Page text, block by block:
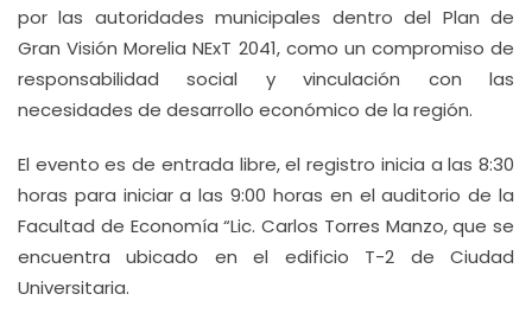
por las autoridades municipales dentro del Plan de
Gran Visión Morelia NExT 2041, como un compromiso de
responsabilidad social y vinculación con las
necesidades de desarrollo económico de la región.
El evento es de entrada libre, el registro inicia a las 8:30
horas para iniciar a las 9:00 horas en el auditorio de la
Facultad de Economía “Lic. Carlos Torres Manzo, que se
encuentra ubicado en el edificio T-2 de Ciudad
Universitaria.